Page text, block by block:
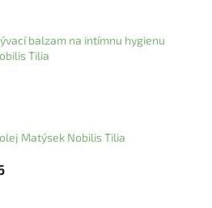
balzam na intímnu hygienu
Tilia
Matýsek Nobilis Tilia